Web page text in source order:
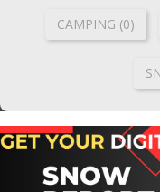
CAMPING (0)